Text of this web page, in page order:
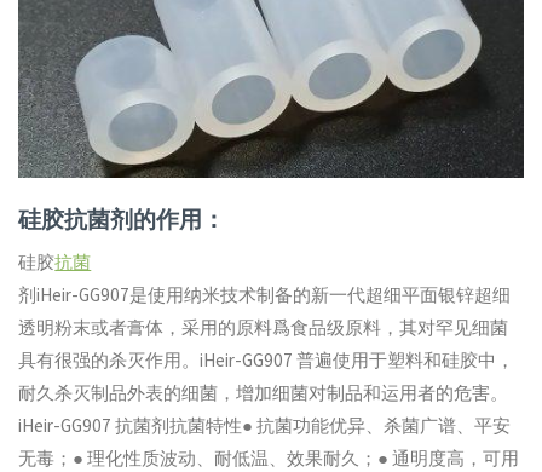
硅胶抗菌剂的作用：
硅胶抗菌
剂iHeir-GG907是使用纳米技术制备的新一代超细平面银锌超细
透明粉末或者膏体，采用的原料爲食品级原料，其对罕见细菌
具有很强的杀灭作用。iHeir-GG907 普遍使用于塑料和硅胶中，
耐久杀灭制品外表的细菌，增加细菌对制品和运用者的危害。
iHeir-GG907 抗菌剂抗菌特性● 抗菌功能优异、杀菌广谱、平安
无毒；● 理化性质波动、耐低温、效果耐久；● 通明度高，可用